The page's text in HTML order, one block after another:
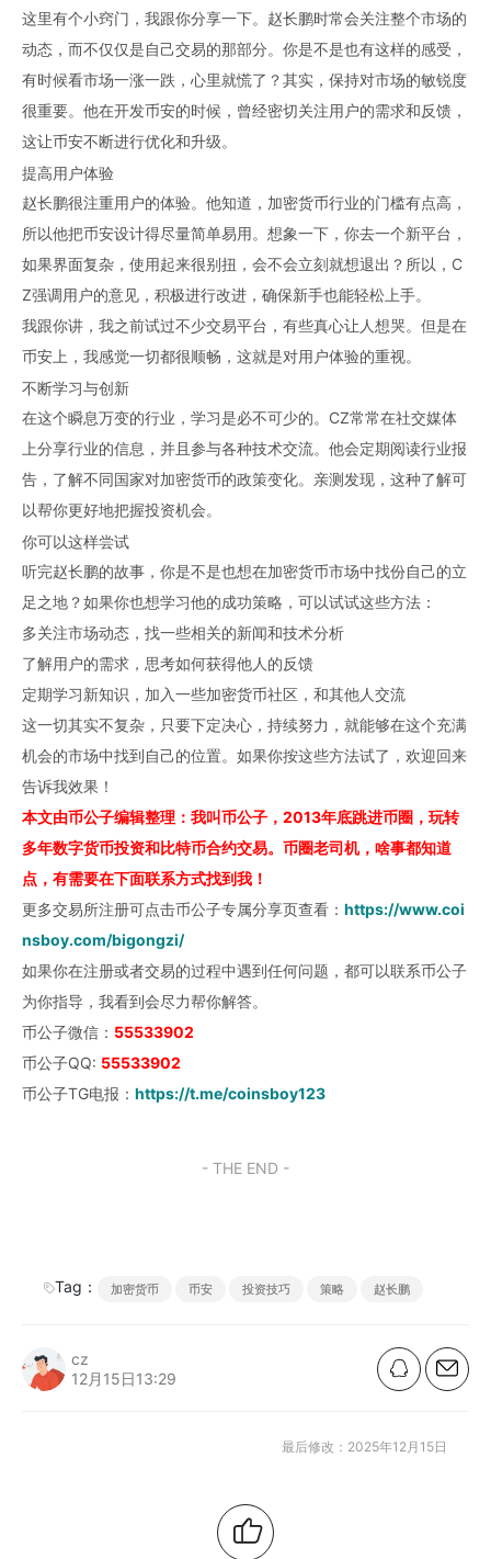
这里有个小窍门，我跟你分享一下。赵长鹏时常会关注整个市场的
动态，而不仅仅是自己交易的那部分。你是不是也有这样的感受，
有时候看市场一涨一跌，心里就慌了？其实，保持对市场的敏锐度
很重要。他在开发币安的时候，曾经密切关注用户的需求和反馈，
这让币安不断进行优化和升级。
提高用户体验
赵长鹏很注重用户的体验。他知道，加密货币行业的门槛有点高，
所以他把币安设计得尽量简单易用。想象一下，你去一个新平台，
如果界面复杂，使用起来很别扭，会不会立刻就想退出？所以，C
Z强调用户的意见，积极进行改进，确保新手也能轻松上手。
我跟你讲，我之前试过不少交易平台，有些真心让人想哭。但是在
币安上，我感觉一切都很顺畅，这就是对用户体验的重视。
不断学习与创新
在这个瞬息万变的行业，学习是必不可少的。CZ常常在社交媒体
上分享行业的信息，并且参与各种技术交流。他会定期阅读行业报
告，了解不同国家对加密货币的政策变化。亲测发现，这种了解可
以帮你更好地把握投资机会。
你可以这样尝试
听完赵长鹏的故事，你是不是也想在加密货币市场中找份自己的立
足之地？如果你也想学习他的成功策略，可以试试这些方法：
多关注市场动态，找一些相关的新闻和技术分析
了解用户的需求，思考如何获得他人的反馈
定期学习新知识，加入一些加密货币社区，和其他人交流
这一切其实不复杂，只要下定决心，持续努力，就能够在这个充满
机会的市场中找到自己的位置。如果你按这些方法试了，欢迎回来
告诉我效果！
本文由币公子编辑整理：我叫币公子，2013年底跳进币圈，玩转
多年数字货币投资和比特币合约交易。币圈老司机，啥事都知道
点，有需要在下面联系方式找到我！
更多交易所注册可点击币公子专属分享页查看： https://www.coi
nsboy.com/bigongzi/
如果你在注册或者交易的过程中遇到任何问题，都可以联系币公子
为你指导，我看到会尽力帮你解答。
币公子微信： 55533902
币公子QQ: 55533902
币公子TG电报： https://t.me/coinsboy123
- THE END -
Tag： 加密货币 币安 投资技巧 策略 赵长鹏
cz
12月15日13:29
最后修改：2025年12月15日